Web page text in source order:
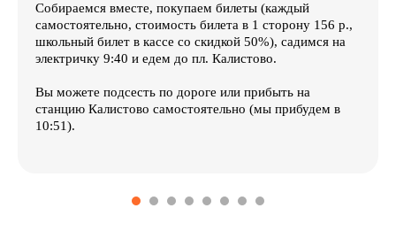
Собираемся вместе, покупаем билеты (каждый
самостоятельно, стоимость билета в 1 сторону 156 р.,
школьный билет в кассе со скидкой 50%), садимся на
электричку 9:40 и едем до пл. Калистово.
Вы можете подсесть по дороге или прибыть на
станцию Калистово самостоятельно (мы прибудем в
10:51).